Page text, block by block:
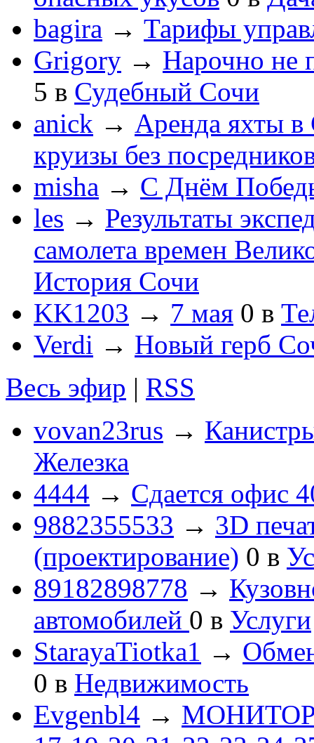
bagira → Тарифы
Grigory → Нарочно не
5 в Судебный Сочи
anick → Аренда яхты в
круизы без
misha → С Днём
les → Результаты
самолета времен
История Сочи
KK1203 → 7 мая 0 в
Verdi → Новый герб
Весь эфир | RSS
vovan23rus →
Железка
4444 → Сдается офис
9882355533 → 3D
(проектирование) 0 в
89182898778 →
автомобилей 0 в Услуги
StarayaTiotka1 →
0 в Недвижимость
Evgenbl4 → МОНИТОРЫ